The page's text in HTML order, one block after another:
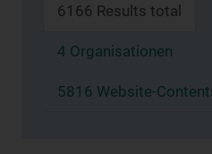
6166 Results total
4 Organisationen
5816 Website-